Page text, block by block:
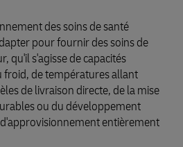
des soins de santé
pour fournir des soins de
qu'il s'agisse de capacités
froid, de températures allant
de livraison directe, de la mise
ou du développement
entièrement